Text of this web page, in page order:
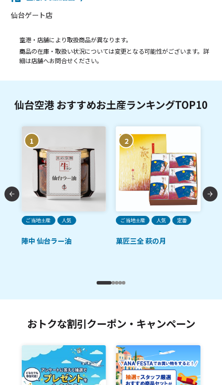
仙台ゲート店
空港・店舗により取扱商品が異なります。
商品の在庫・取扱い状況については変更となる可能性がございます。詳
細は店舗へお問合せください。
仙台空港 おすすめお土産ランキングTOP10
1
ご当地土産 人気
陣中 仙台ラー油
2
ご当地土産 人気 定番
菓匠三全 萩の月
おトクな割引クーポン・キャンペーン